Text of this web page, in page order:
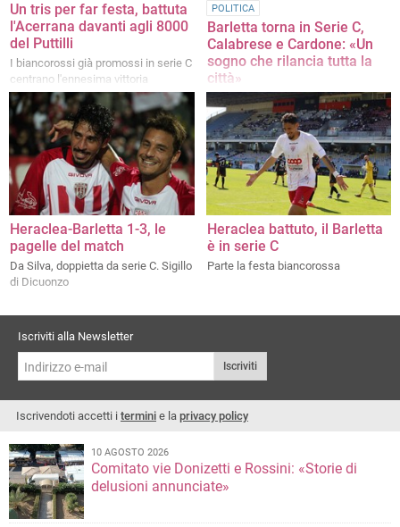
Un tris per far festa, battuta
l'Acerrana davanti agli 8000
del Puttilli
I biancorossi già promossi in serie C
centrano l'ennesima vittoria
POLITICA
Barletta torna in Serie C,
Calabrese e Cardone: «Un
sogno che rilancia tutta la
città»
La nota dei due consiglieri comunali
Heraclea-Barletta 1-3, le
pagelle del match
Da Silva, doppietta da serie C. Sigillo
di Dicuonzo
Heraclea battuto, il Barletta
è in serie C
Parte la festa biancorossa
Iscriviti alla Newsletter
Iscriviti
Iscrivendoti accetti i termini e la privacy policy
10 AGOSTO 2026
Comitato vie Donizetti e Rossini: «Storie di
delusioni annunciate»